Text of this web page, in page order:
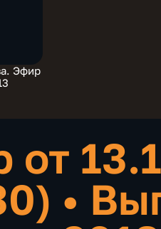
Эфир
от
•